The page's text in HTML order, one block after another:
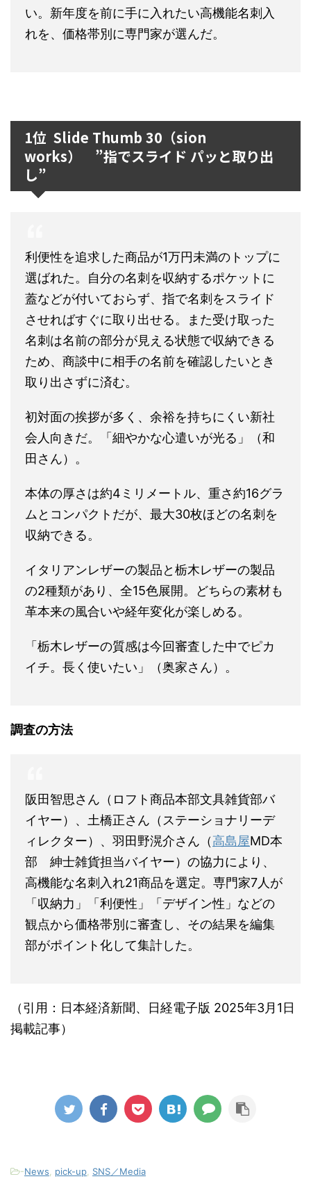
い。新年度を前に手に入れたい高機能名刺入
れを、価格帯別に専門家が選んだ。
1位 Slide Thumb 30（sion
works） ”指でスライド パッと取り出
し”
利便性を追求した商品が1万円未満のトップに
選ばれた。自分の名刺を収納するポケットに
蓋などが付いておらず、指で名刺をスライド
させればすぐに取り出せる。また受け取った
名刺は名前の部分が見える状態で収納できる
ため、商談中に相手の名前を確認したいとき
取り出さずに済む。
初対面の挨拶が多く、余裕を持ちにくい新社
会人向きだ。「細やかな心遣いが光る」（和
田さん）。
本体の厚さは約4ミリメートル、重さ約16グラ
ムとコンパクトだが、最大30枚ほどの名刺を
収納できる。
イタリアンレザーの製品と栃木レザーの製品
の2種類があり、全15色展開。どちらの素材も
革本来の風合いや経年変化が楽しめる。
「栃木レザーの質感は今回審査した中でピカ
イチ。長く使いたい」（奥家さん）。
調査の方法
阪田智思さん（ロフト商品本部文具雑貨部バ
イヤー）、土橋正さん（ステーショナリーデ
ィレクター）、羽田野滉介さん（高島屋MD本
部 紳士雑貨担当バイヤー）の協力により、
高機能な名刺入れ21商品を選定。専門家7人が
「収納力」「利便性」「デザイン性」などの
観点から価格帯別に審査し、その結果を編集
部がポイント化して集計した。
（引用：日本経済新聞、日経電子版 2025年3月1日
掲載記事）
-News pick-up SNS／Media